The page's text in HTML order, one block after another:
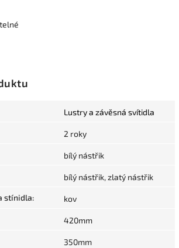
Lustry a závěsná svítidla
2 roky
bílý nástřik
bílý nástřik, zlatý nástřik
stínidla: kov
420mm
350mm